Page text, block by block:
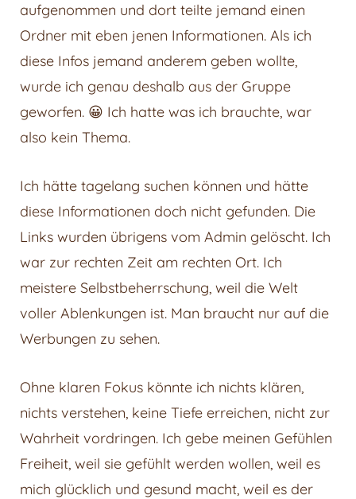
aufgenommen und dort teilte jemand einen
Ordner mit eben jenen Informationen. Als ich
diese Infos jemand anderem geben wollte,
wurde ich genau deshalb aus der Gruppe
geworfen. 😀 Ich hatte was ich brauchte, war
also kein Thema.
Ich hätte tagelang suchen können und hätte
diese Informationen doch nicht gefunden. Die
Links wurden übrigens vom Admin gelöscht. Ich
war zur rechten Zeit am rechten Ort. Ich
meistere Selbstbeherrschung, weil die Welt
voller Ablenkungen ist. Man braucht nur auf die
Werbungen zu sehen.
Ohne klaren Fokus könnte ich nichts klären,
nichts verstehen, keine Tiefe erreichen, nicht zur
Wahrheit vordringen. Ich gebe meinen Gefühlen
Freiheit, weil sie gefühlt werden wollen, weil es
mich glücklich und gesund macht, weil es der